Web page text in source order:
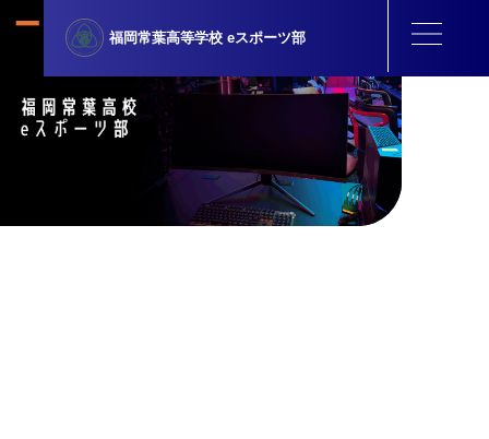
福岡常葉高等学校 eスポーツ部